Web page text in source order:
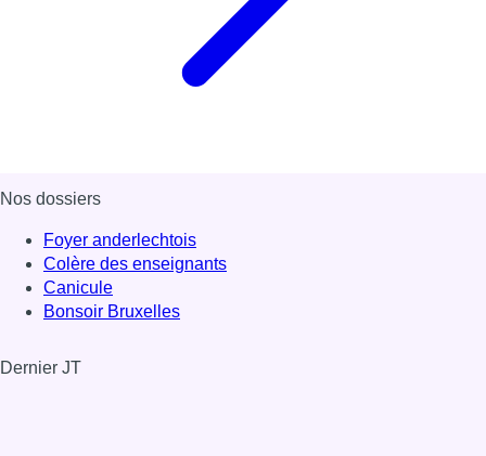
Nos dossiers
Foyer anderlechtois
Colère des enseignants
Canicule
Bonsoir Bruxelles
Dernier JT